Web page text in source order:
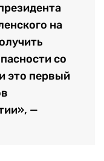
на
со
это первый
—